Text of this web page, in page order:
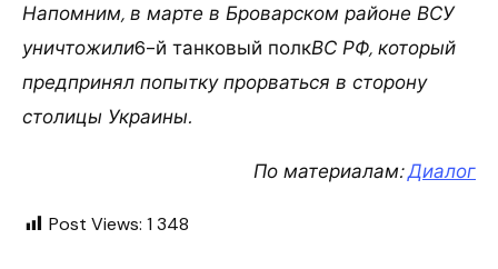
Напомним, в марте в Броварском районе ВСУ
уничтожили6-й танковый полкВС РФ, который
предпринял попытку прорваться в сторону
столицы Украины.
По материалам:Диалог
Post Views: 1 348